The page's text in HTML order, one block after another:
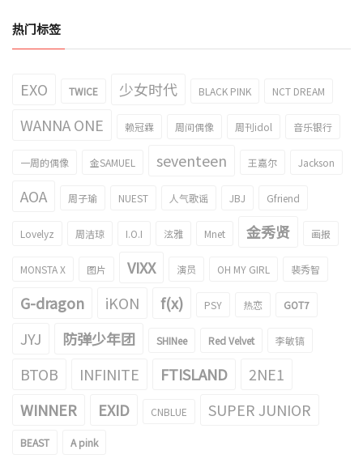
热门标签
EXO TWICE 少女时代 BLACK PINK NCT DREAM
WANNA ONE 赖冠霖 周间偶像 周刊idol 音乐银行
一周的偶像 金SAMUEL seventeen 王嘉尔 Jackson
AOA 周子瑜 NUEST 人气歌谣 JBJ Gfriend
Lovelyz 周洁琼 I.O.I 泫雅 Mnet 金秀贤 画报
MONSTA X 图片 VIXX 演员 OH MY GIRL 裴秀智
G-dragon iKON f(x) PSY 热恋 GOT7
JYJ 防弹少年团 SHINee Red Velvet 李敏镐
BTOB INFINITE FTISLAND
2NE1
WINNER
EXID CNBLUE SUPER JUNIOR
BEAST A pink